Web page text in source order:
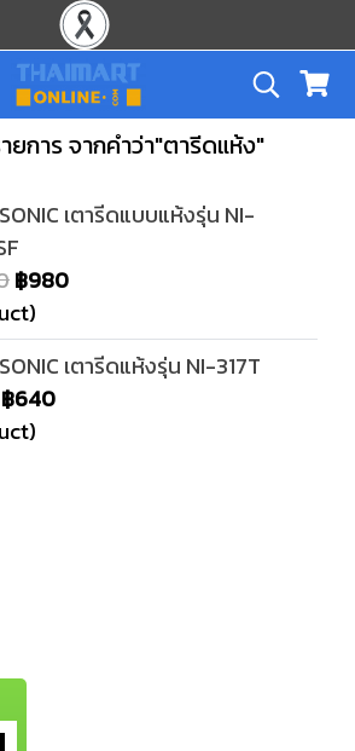
ยการ จากคำว่า"ตารีดแห้ง"
เตารีดแบบแห้งรุ่น NI-
฿980
เตารีดแห้งรุ่น NI-317T
฿640